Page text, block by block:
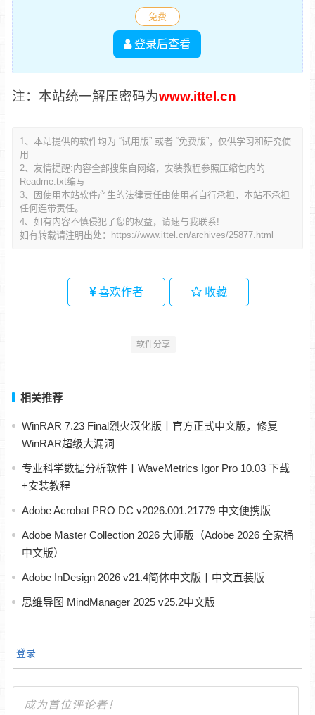
免费
登录后查看
注：本站统一解压密码为www.ittel.cn
1、本站提供的软件均为 “试用版” 或者 “免费版”，仅供学习和研究使
用
2、友情提醒:内容全部搜集自网络，安装教程参照压缩包内的
Readme.txt编写
3、因使用本站软件产生的法律责任由使用者自行承担，本站不承担
任何连带责任。
4、如有内容不慎侵犯了您的权益，请速与我联系!
如有转载请注明出处：
https://www.ittel.cn/archives/25877.html
喜欢作者 收藏
软件分享
相关推荐
WinRAR 7.23 Final烈火汉化版丨官方正式中文版，修复
WinRAR超级大漏洞
专业科学数据分析软件丨WaveMetrics Igor Pro 10.03 下载
+安装教程
Adobe Acrobat PRO DC v2026.001.21779 中文便携版
Adobe Master Collection 2026 大师版（Adobe 2026 全家桶
中文版）
Adobe InDesign 2026 v21.4简体中文版丨中文直装版
思维导图 MindManager 2025 v25.2中文版
登录